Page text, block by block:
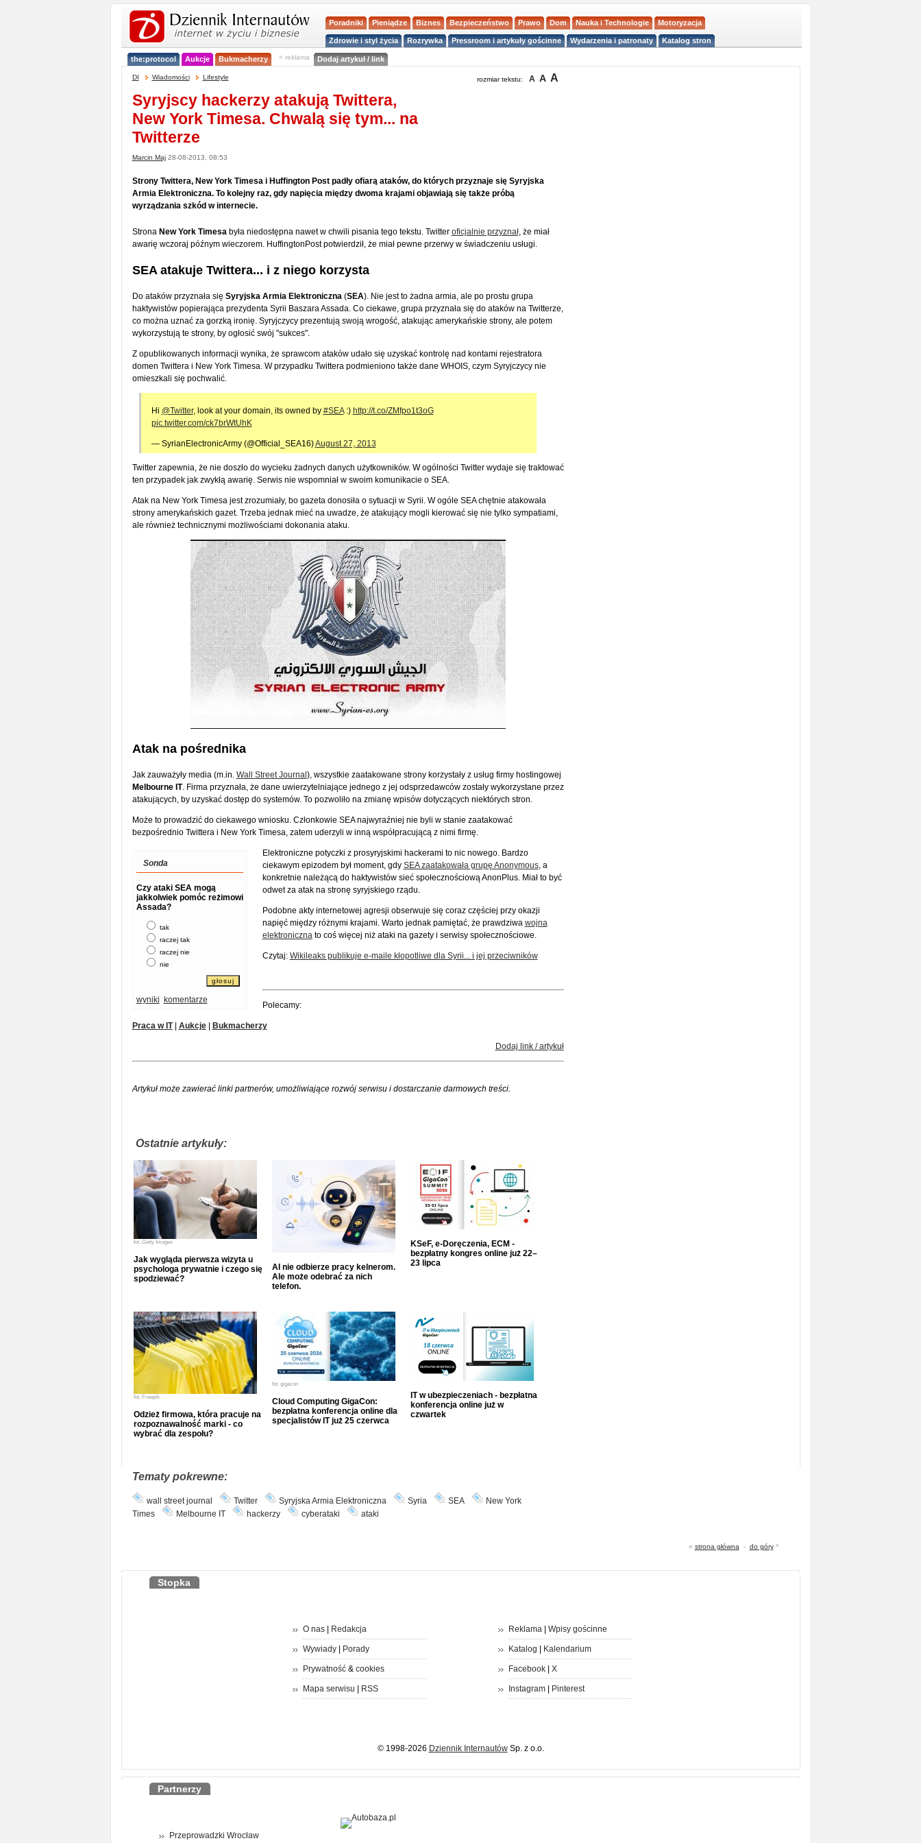
Poradniki Pieniądze Biznes Bezpieczeństwo Prawo Dom Nauka i Technologie Motoryzacja
Zdrowie i styl życia Rozrywka Pressroom i artykuły gościnne Wydarzenia i patronaty Katalog stron
the:protocol Aukcje Bukmacherzy < reklama Dodaj artykuł / link
DI Wiadomości Lifestyle rozmiar tekstu: A A A
Syryjscy hackerzy atakują Twittera,
New York Timesa. Chwalą się tym... na
Twitterze
Marcin Maj28-08-2013, 08:53
Strony Twittera, New York Timesa i Huffington Post padły ofiarą ataków, do których przyznaje się Syryjska
Armia Elektroniczna. To kolejny raz, gdy napięcia między dwoma krajami objawiają się także próbą
wyrządzania szkód w internecie.
Strona New York Timesabyła niedostępna nawet w chwili pisania tego tekstu. Twitter oficjalnie przyznał, że miał
awarię wczoraj późnym wieczorem. HuffingtonPost potwierdził, że miał pewne przerwy w świadczeniu usługi.
SEA atakuje Twittera... i z niego korzysta
Do ataków przyznała się Syryjska Armia Elektroniczna(SEA). Nie jest to żadna armia, ale po prostu grupa
haktywistów popierająca prezydenta Syrii Baszara Assada. Co ciekawe, grupa przyznała się do ataków na Twitterze,
co można uznać za gorzką ironię. Syryjczycy prezentują swoją wrogość, atakując amerykańskie strony, ale potem
wykorzystują te strony, by ogłosić swój "sukces".
Z opublikowanych informacji wynika, że sprawcom ataków udało się uzyskać kontrolę nad kontami rejestratora
domen Twittera i New York Timesa. W przypadku Twittera podmieniono także dane WHOIS, czym Syryjczycy nie
omieszkali się pochwalić.
Hi @Twitter, look at your domain, its owned by #SEA:) http://t.co/ZMfpo1t3oG
pic.twitter.com/ck7brWtUhK
— SyrianElectronicArmy (@Official_SEA16)August 27, 2013
Twitter zapewnia, że nie doszło do wycieku żadnych danych użytkowników. W ogólności Twitter wydaje się traktować
ten przypadek jak zwykłą awarię. Serwis nie wspomniał w swoim komunikacie o SEA.
Atak na New York Timesa jest zrozumiały, bo gazeta donosiła o sytuacji w Syrii. W ogóle SEA chętnie atakowała
strony amerykańskich gazet. Trzeba jednak mieć na uwadze, że atakujący mogli kierować się nie tylko sympatiami,
ale również technicznymi możliwościami dokonania ataku.
Atak na pośrednika
Jak zauważyły media (m.in. Wall Street Journal ), wszystkie zaatakowane strony korzystały z usług firmy hostingowej
Melbourne IT. Firma przyznała, że dane uwierzytelniające jednego z jej odsprzedawców zostały wykorzystane przez
atakujących, by uzyskać dostęp do systemów. To pozwoliło na zmianę wpisów dotyczących niektórych stron.
Może to prowadzić do ciekawego wniosku. Członkowie SEA najwyraźniej nie byli w stanie zaatakować
bezpośrednio Twittera i New York Timesa, zatem uderzyli w inną współpracującą z nimi firmę.
Sonda
Czy ataki SEA mogą
jakkolwiek pomóc reżimowi
Assada?
tak
raczej tak
raczej nie
nie
wyniki komentarze
Elektroniczne potyczki z prosyryjskimi hackerami to nic nowego. Bardzo
ciekawym epizodem był moment, gdy SEA zaatakowała grupę Anonymous, a
konkretnie należącą do haktywistów sieć społecznościową AnonPlus. Miał to być
odwet za atak na stronę syryjskiego rządu.
Podobne akty internetowej agresji obserwuje się coraz częściej przy okazji
napięć między różnymi krajami. Warto jednak pamiętać, że prawdziwa wojna
elektronicznato coś więcej niż ataki na gazety i serwisy społecznościowe.
Czytaj: Wikileaks publikuje e-maile kłopotliwe dla Syrii... i jej przeciwników
Polecamy:
Praca w IT| Aukcje| Bukmacherzy
Dodaj link / artykuł
Artykuł może zawierać linki partnerów, umożliwiające rozwój serwisu i dostarczanie darmowych treści.
Ostatnie artykuły:
fot. Getty Images
Jak wygląda pierwsza wizyta u
psychologa prywatnie i czego się
spodziewać?
AI nie odbierze pracy kelnerom.
Ale może odebrać za nich
telefon.
KSeF, e-Doręczenia, ECM -
bezpłatny kongres online już 22–
23 lipca
fot. Freepik
Odzież firmowa, która pracuje na
rozpoznawalność marki - co
wybrać dla zespołu?
fot. gigacon
Cloud Computing GigaCon:
bezpłatna konferencja online dla
specjalistów IT już 25 czerwca
IT w ubezpieczeniach - bezpłatna
konferencja online już w
czwartek
Tematy pokrewne:
wall street journal Twitter Syryjska Armia Elektroniczna Syria SEA
New York
Times
Melbourne IT hackerzy cyberataki ataki
« strona główna - do góry^
Stopka
O nas| Redakcja
Wywiady| Porady
Prywatność& cookies
Mapa serwisu RSS
Reklama| Wpisy gościnne
Katalog Kalendarium
Facebook| X
Instagram| Pinterest
© 1998-2026 Dziennik InternautówSp. z o.o.
Partnerzy
Przeprowadzki Wrocław